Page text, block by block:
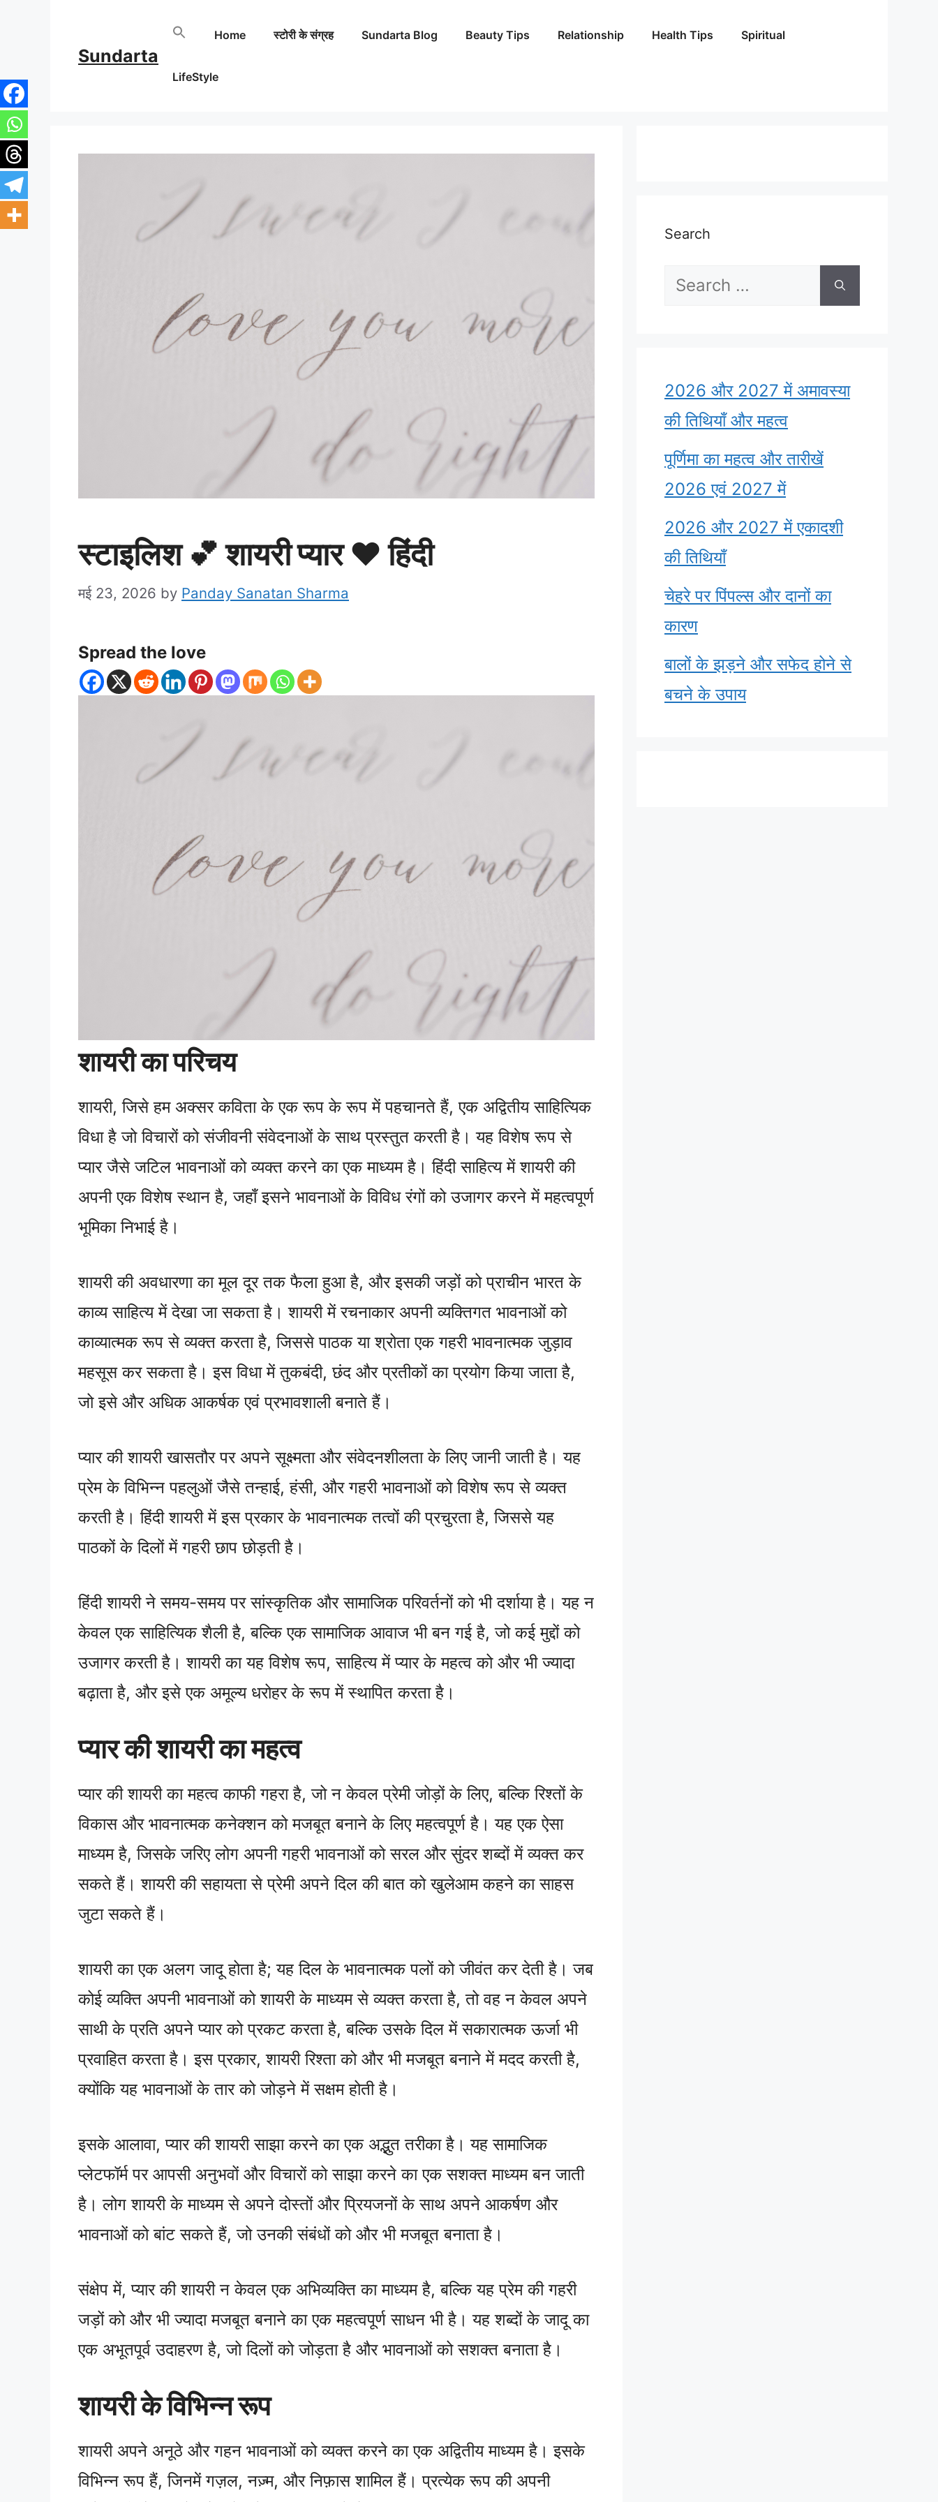
content
Sundarta
Home स्टोरी के संग्रह Sundarta Blog Beauty Tips Relationship Health Tips Spiritual
LifeStyle
स्टाइलिश 💕 शायरी प्यार ❤ हिंदी
मई 23, 2026 by Panday Sanatan Sharma
Spread the love
शायरी का परिचय
शायरी, जिसे हम अक्सर कविता के एक रूप के रूप में पहचानते हैं, एक अद्वितीय साहित्यिक
विधा है जो विचारों को संजीवनी संवेदनाओं के साथ प्रस्तुत करती है। यह विशेष रूप से
प्यार जैसे जटिल भावनाओं को व्यक्त करने का एक माध्यम है। हिंदी साहित्य में शायरी की
अपनी एक विशेष स्थान है, जहाँ इसने भावनाओं के विविध रंगों को उजागर करने में महत्वपूर्ण
भूमिका निभाई है।
शायरी की अवधारणा का मूल दूर तक फैला हुआ है, और इसकी जड़ों को प्राचीन भारत के
काव्य साहित्य में देखा जा सकता है। शायरी में रचनाकार अपनी व्यक्तिगत भावनाओं को
काव्यात्मक रूप से व्यक्त करता है, जिससे पाठक या श्रोता एक गहरी भावनात्मक जुड़ाव
महसूस कर सकता है। इस विधा में तुकबंदी, छंद और प्रतीकों का प्रयोग किया जाता है,
जो इसे और अधिक आकर्षक एवं प्रभावशाली बनाते हैं।
प्यार की शायरी खासतौर पर अपने सूक्ष्मता और संवेदनशीलता के लिए जानी जाती है। यह
प्रेम के विभिन्न पहलुओं जैसे तन्हाई, हंसी, और गहरी भावनाओं को विशेष रूप से व्यक्त
करती है। हिंदी शायरी में इस प्रकार के भावनात्मक तत्वों की प्रचुरता है, जिससे यह
पाठकों के दिलों में गहरी छाप छोड़ती है।
हिंदी शायरी ने समय-समय पर सांस्कृतिक और सामाजिक परिवर्तनों को भी दर्शाया है। यह न
केवल एक साहित्यिक शैली है, बल्कि एक सामाजिक आवाज भी बन गई है, जो कई मुद्दों को
उजागर करती है। शायरी का यह विशेष रूप, साहित्य में प्यार के महत्व को और भी ज्यादा
बढ़ाता है, और इसे एक अमूल्य धरोहर के रूप में स्थापित करता है।
प्यार की शायरी का महत्व
प्यार की शायरी का महत्व काफी गहरा है, जो न केवल प्रेमी जोड़ों के लिए, बल्कि रिश्तों के
विकास और भावनात्मक कनेक्शन को मजबूत बनाने के लिए महत्वपूर्ण है। यह एक ऐसा
माध्यम है, जिसके जरिए लोग अपनी गहरी भावनाओं को सरल और सुंदर शब्दों में व्यक्त कर
सकते हैं। शायरी की सहायता से प्रेमी अपने दिल की बात को खुलेआम कहने का साहस
जुटा सकते हैं।
शायरी का एक अलग जादू होता है; यह दिल के भावनात्मक पलों को जीवंत कर देती है। जब
कोई व्यक्ति अपनी भावनाओं को शायरी के माध्यम से व्यक्त करता है, तो वह न केवल अपने
साथी के प्रति अपने प्यार को प्रकट करता है, बल्कि उसके दिल में सकारात्मक ऊर्जा भी
प्रवाहित करता है। इस प्रकार, शायरी रिश्ता को और भी मजबूत बनाने में मदद करती है,
क्योंकि यह भावनाओं के तार को जोड़ने में सक्षम होती है।
इसके आलावा, प्यार की शायरी साझा करने का एक अद्भुत तरीका है। यह सामाजिक
प्लेटफॉर्म पर आपसी अनुभवों और विचारों को साझा करने का एक सशक्त माध्यम बन जाती
है। लोग शायरी के माध्यम से अपने दोस्तों और प्रियजनों के साथ अपने आकर्षण और
भावनाओं को बांट सकते हैं, जो उनकी संबंधों को और भी मजबूत बनाता है।
संक्षेप में, प्यार की शायरी न केवल एक अभिव्यक्ति का माध्यम है, बल्कि यह प्रेम की गहरी
जड़ों को और भी ज्यादा मजबूत बनाने का एक महत्वपूर्ण साधन भी है। यह शब्दों के जादू का
एक अभूतपूर्व उदाहरण है, जो दिलों को जोड़ता है और भावनाओं को सशक्त बनाता है।
शायरी के विभिन्न रूप
शायरी अपने अनूठे और गहन भावनाओं को व्यक्त करने का एक अद्वितीय माध्यम है। इसके
विभिन्न रूप हैं, जिनमें गज़ल, नज़्म, और निफ़ास शामिल हैं। प्रत्येक रूप की अपनी
Search
Search
2026 और 2027 में अमावस्या
की तिथियाँ और महत्व
पूर्णिमा का महत्व और तारीखें
2026 एवं 2027 में
2026 और 2027 में एकादशी
की तिथियाँ
चेहरे पर पिंपल्स और दानों का
कारण
बालों के झड़ने और सफेद होने से
बचने के उपाय